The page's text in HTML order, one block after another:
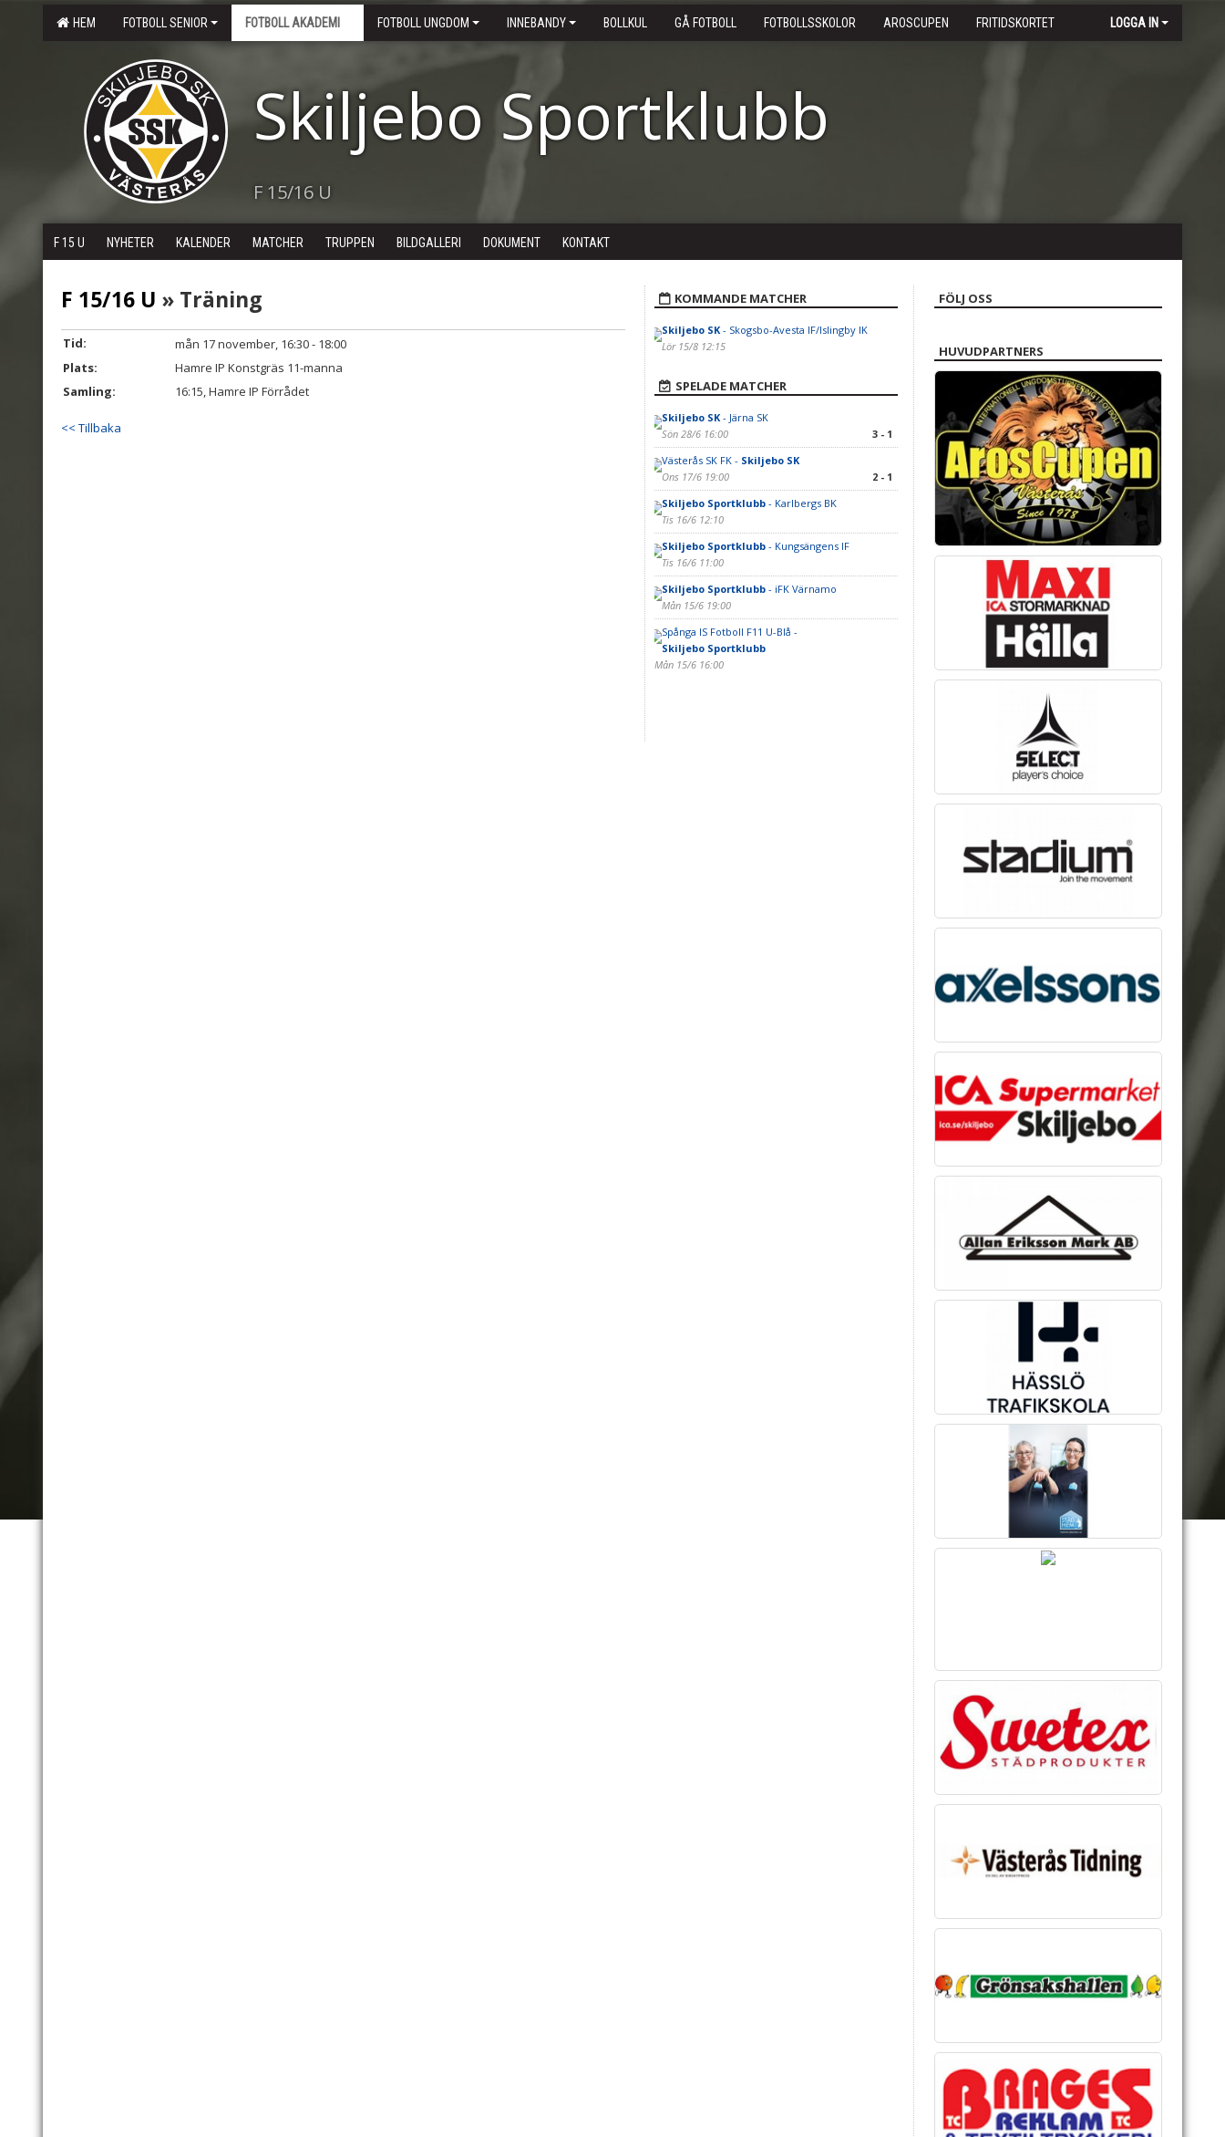
HEM FOTBOLL SENIOR FOTBOLL AKADEMI FOTBOLL UNGDOM INNEBANDY BOLLKUL GÅ FOTBOLL FOTBOLLSSKOLOR AROSCUPEN FRITIDSKORTET LOGGA IN
Skiljebo Sportklubb
F 15/16 U
F 15 U NYHETER KALENDER MATCHER TRUPPEN BILDGALLERI DOKUMENT KONTAKT
F 15/16 U » Träning
Tid:
mån 17 november, 16:30 - 18:00
Plats:
Hamre IP Konstgräs 11-manna
Samling:
16:15, Hamre IP Förrådet
<< Tillbaka
KOMMANDE MATCHER
Skiljebo SK- Skogsbo-Avesta IF/Islingby IK
Lör 15/8 12:15
SPELADE MATCHER
Skiljebo SK- Järna SK
Sön 28/6 16:00
3 - 1
Västerås SK FK - Skiljebo SK
Ons 17/6 19:00
2 - 1
Skiljebo Sportklubb- Karlbergs BK
Tis 16/6 12:10
Skiljebo Sportklubb- Kungsängens IF
Tis 16/6 11:00
Skiljebo Sportklubb- iFK Värnamo
Mån 15/6 19:00
Spånga IS Fotboll F11 U-Blå -
Skiljebo Sportklubb
Mån 15/6 16:00
FÖLJ OSS
HUVUDPARTNERS